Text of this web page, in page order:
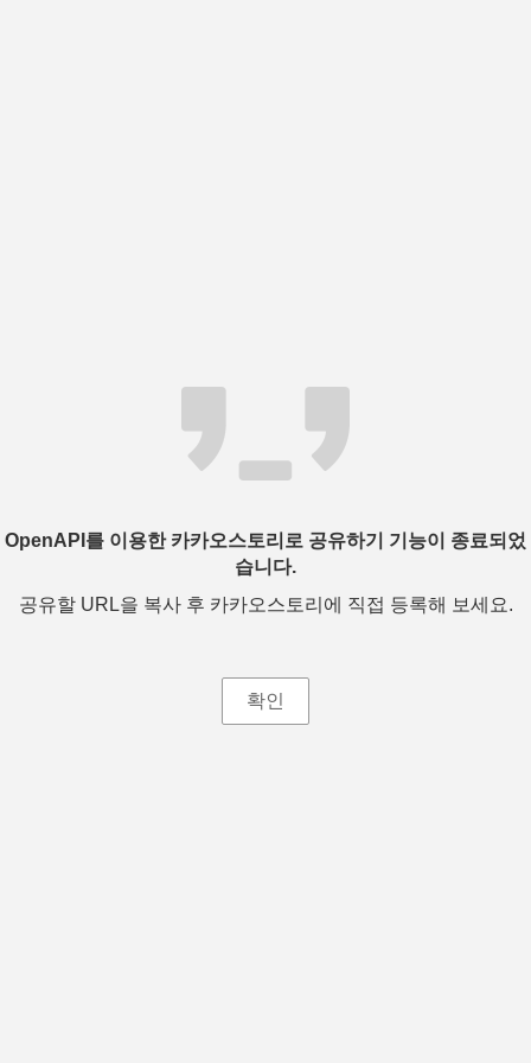
OpenAPI를 이용한 카카오스토리로 공유하기 기능이 종료되었
습니다.
공유할 URL을 복사 후 카카오스토리에 직접 등록해 보세요.
확인